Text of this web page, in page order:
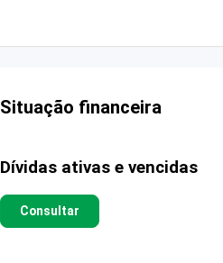
Situação financeira
Dívidas ativas e vencidas
Consultar